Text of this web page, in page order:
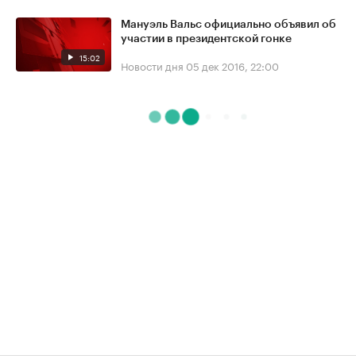
15:02
Мануэль Вальс официально объявил об
участии в президентской гонке
Новости дня 05 дек 2016, 22:00